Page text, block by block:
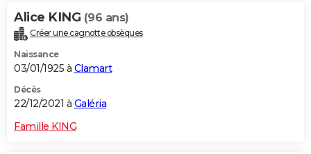
Alice KING (96 ans)
Créer une cagnotte obsèques
Naissance
03/01/1925 à Clamart
Décès
22/12/2021 à Galéria
Famille KING